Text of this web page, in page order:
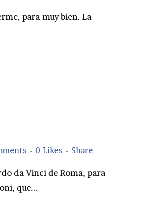
para muy bien. La
0 Likes Share
da Vinci de Roma, para
que...